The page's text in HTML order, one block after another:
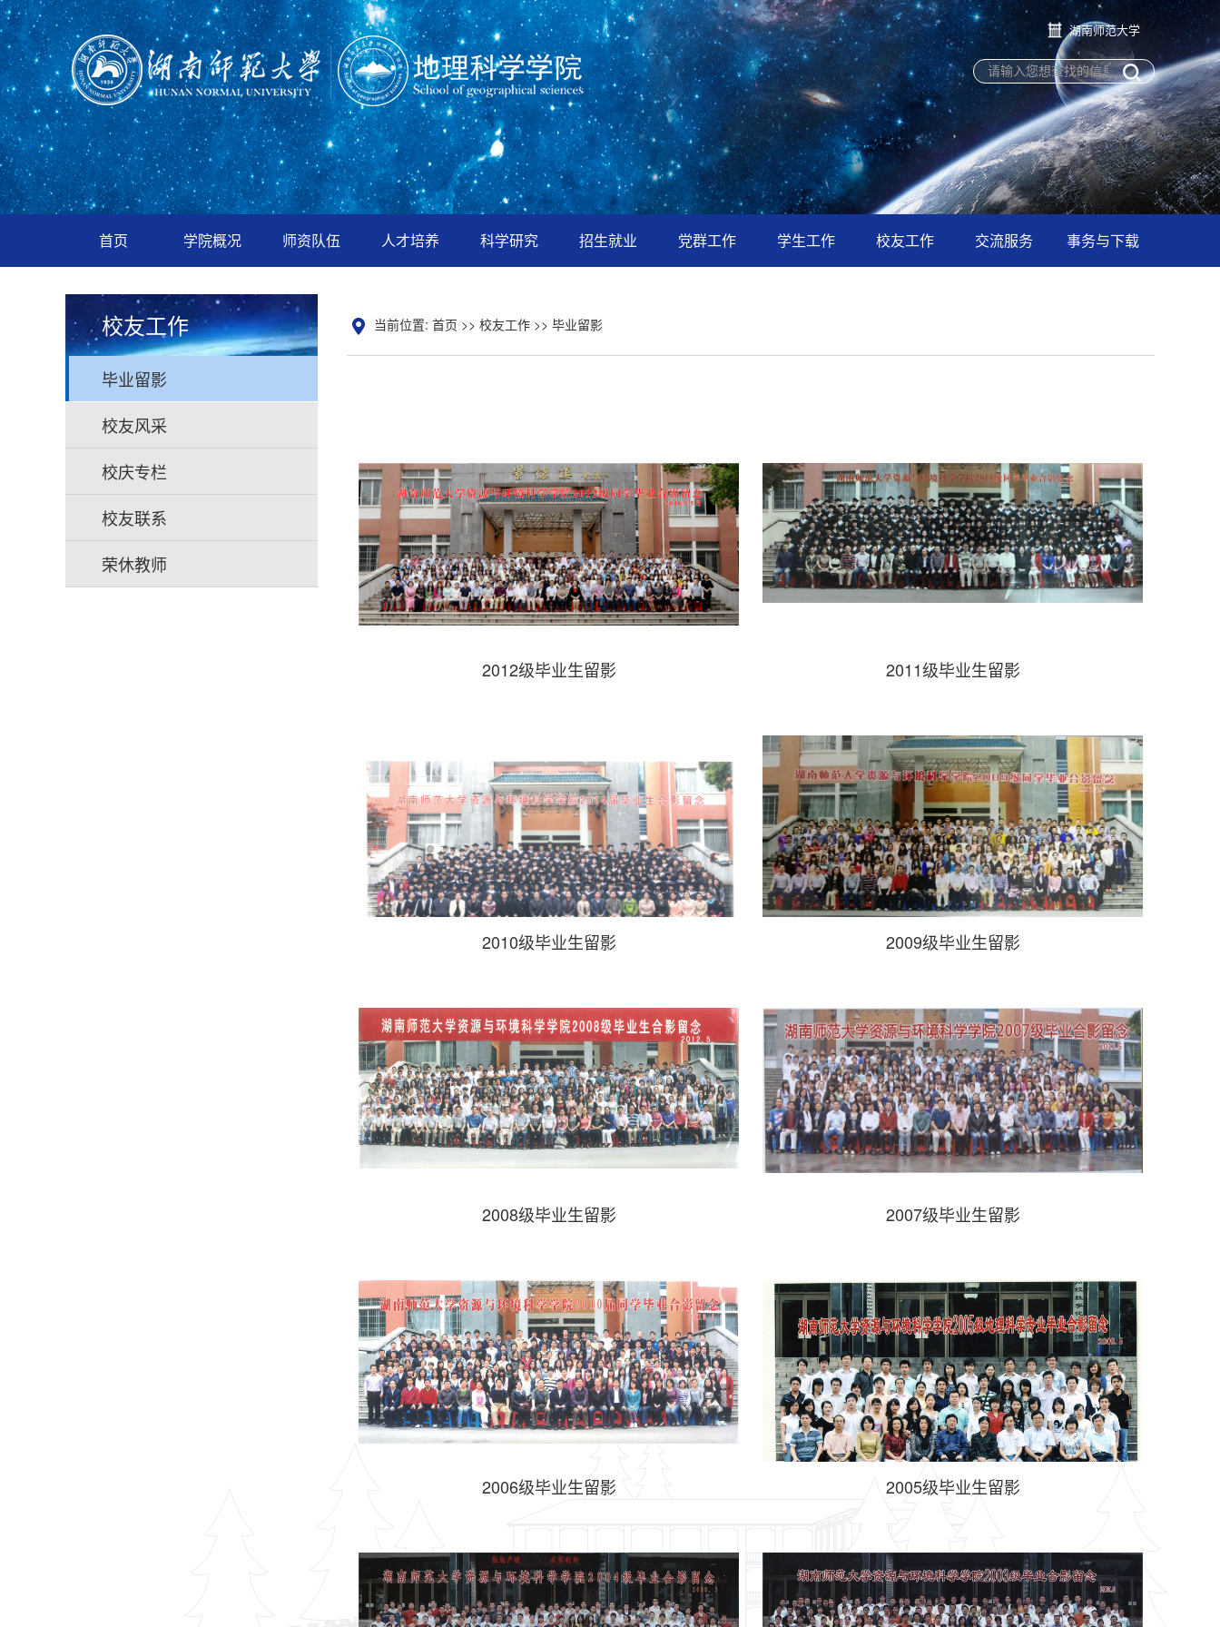
湖南师范大学
首页 学院概况 师资队伍 人才培养 科学研究 招生就业 党群工作 学生工作 校友工作 交流服务 事务与下载
校友工作
毕业留影
校友风采
校庆专栏
校友联系
荣休教师
当前位置: 首页 >> 校友工作 >> 毕业留影
2012级毕业生留影 2011级毕业生留影
2010级毕业生留影 2009级毕业生留影
2008级毕业生留影 2007级毕业生留影
2006级毕业生留影 2005级毕业生留影